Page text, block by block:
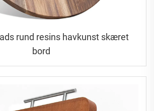
rund resins havkunst skæret
bord